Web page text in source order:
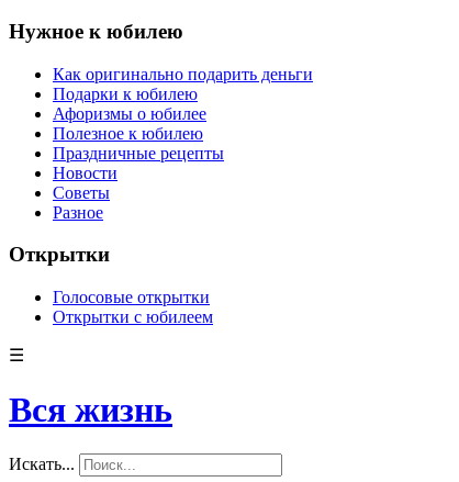
Нужное к юбилею
Как оригинально подарить деньги
Подарки к юбилею
Афоризмы о юбилее
Полезное к юбилею
Праздничные рецепты
Новости
Советы
Разное
Открытки
Голосовые открытки
Открытки с юбилеем
☰
Вся жизнь
Искать...